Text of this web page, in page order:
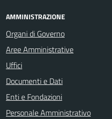
AMMINISTRAZIONE
Organi di Governo
Aree Amministrative
Uffici
Documenti e Dati
Enti e Fondazioni
Personale Amministrativo